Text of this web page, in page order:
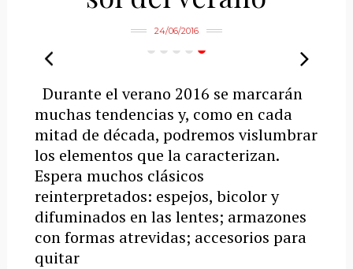
24/06/2016
Durante el verano 2016 se marcarán
muchas tendencias y, como en cada
mitad de década, podremos vislumbrar
los elementos que la caracterizan.
Espera muchos clásicos
reinterpretados: espejos, bicolor y
difuminados en las lentes; armazones
con formas atrevidas; accesorios para
quitar